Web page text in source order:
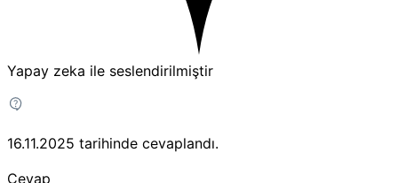
Yapay zeka ile seslendirilmiştir
16.11.2025 tarihinde cevaplandı.
Cevap